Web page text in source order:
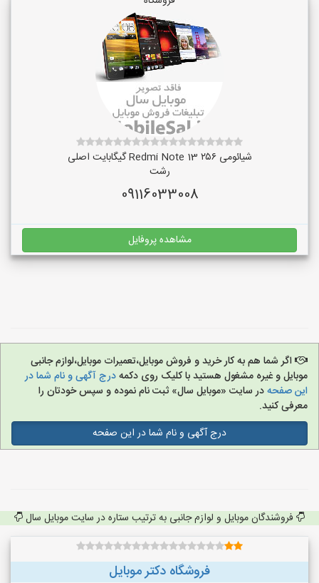
شیائومی Redmi Note 13 ۲۵۶ گیگابایت اصلی
رشت
09116033008
مشاهده پروفایل
اگر شما هم به کار خرید و فروش موبایل،تعمیرات موبایل،لوازم جانبی
موبایل و غیره مشغول هستید با کلیک روی دکمهدرج آگهی و نام شما در
این صفحهدر سایت «موبایل سال» ثبت نام نموده و سپس خودتان را
معرفی کنید.
درج آگهی و نام شما در این صفحه
فروشندگان موبایل و لوازم جانبی به ترتیب ستاره در سایت موبایل سال
فروشگاه دکتر موبایل